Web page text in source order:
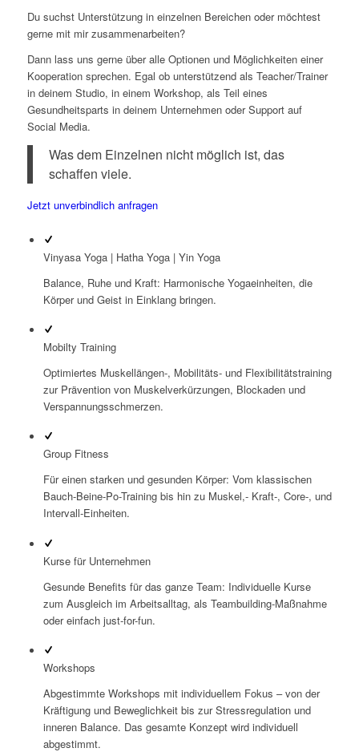
Du suchst Unterstützung in einzelnen Bereichen oder möchtest
gerne mit mir zusammenarbeiten?
Dann lass uns gerne über alle Optionen und Möglichkeiten einer
Kooperation sprechen. Egal ob unterstützend als Teacher/Trainer
in deinem Studio, in einem Workshop, als Teil eines
Gesundheitsparts in deinem Unternehmen oder Support auf
Social Media.
Was dem Einzelnen nicht möglich ist, das
schaffen viele.
Jetzt unverbindlich anfragen
Vinyasa Yoga | Hatha Yoga | Yin Yoga
Balance, Ruhe und Kraft: Harmonische Yogaeinheiten, die
Körper und Geist in Einklang bringen.
Mobilty Training
Optimiertes Muskellängen-, Mobilitäts- und Flexibilitätstraining
zur Prävention von Muskelverkürzungen, Blockaden und
Verspannungsschmerzen.
Group Fitness
Für einen starken und gesunden Körper: Vom klassischen
Bauch-Beine-Po-Training bis hin zu Muskel,- Kraft-, Core-, und
Intervall-Einheiten.
Kurse für Unternehmen
Gesunde Benefits für das ganze Team: Individuelle Kurse
zum Ausgleich im Arbeitsalltag, als Teambuilding-Maßnahme
oder einfach just-for-fun.
Workshops
Abgestimmte Workshops mit individuellem Fokus – von der
Kräftigung und Beweglichkeit bis zur Stressregulation und
inneren Balance. Das gesamte Konzept wird individuell
abgestimmt.